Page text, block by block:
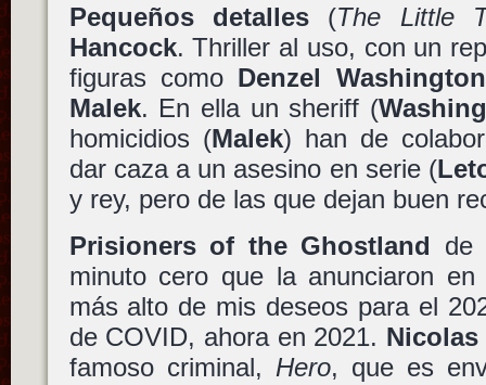
Pequeños detalles (The Little
Hancock. Thriller al uso, con un
figuras como Denzel Washington
Malek. En ella un sheriff (
homicidios (Malek) han de
dar caza a un asesino en serie (
y rey, pero de las que dejan buen
Prisioners of the Ghostland de
minuto cero que la anunciaron
más alto de mis deseos para el
de COVID, ahora en 2021. Nicolas
famoso criminal, Hero, que es